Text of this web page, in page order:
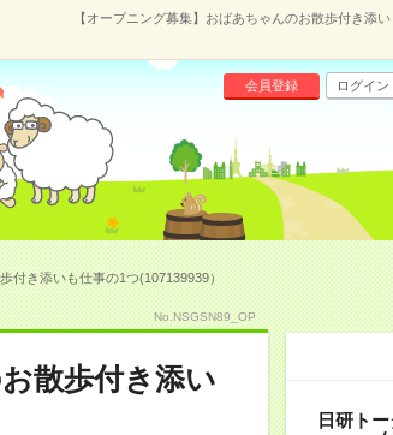
【オープニング募集】おばあちゃんのお散歩付き添
会員登録 ログイン
付き添いも仕事の1つ(107139939）
No.NSGSN89_OP
散歩付き添い
日研ト